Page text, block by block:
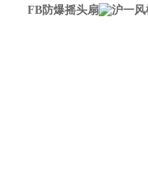
FB防爆摇头扇